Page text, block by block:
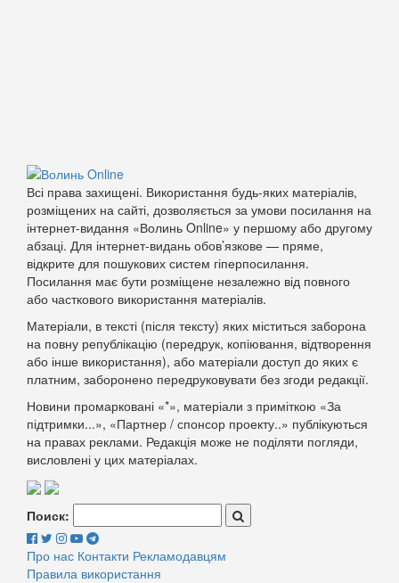
Всі права захищені. Використання будь-яких матеріалів,
розміщених на сайті, дозволяється за умови посилання на
інтернет-видання «Волинь Online» у першому або другому
абзаці. Для інтернет-видань обов’язкове — пряме,
відкрите для пошукових систем гіперпосилання.
Посилання має бути розміщене незалежно від повного
або часткового використання матеріалів.
Матеріали, в тексті (після тексту) яких міститься заборона
на повну републікацію (передрук, копіювання, відтворення
або інше використання), або матеріали доступ до яких є
платним, заборонено передруковувати без згоди редакції.
Новини промарковані «*», матеріали з приміткою «За
підтримки...», «Партнер / спонсор проекту..» публікуються
на правах реклами. Редакція може не поділяти погляди,
висловлені у цих матеріалах.
Поиск:
Про нас Контакти Рекламодавцям
Правила використання